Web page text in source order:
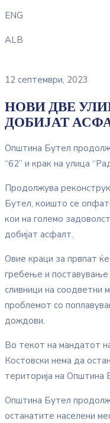
ENG
ALB
12 септември, 2023
НОВИ ДВЕ
ДОБИЈАТ
Општина Бутел
“62” и крак на улица
Продолжува
Бутел, коишто се
кои на големо
добијат асфалт.
Овие краци за првпат
гребење и поставување
сливници на соодветни
проблемот со
дождови.
Во текот на мандатот
Костовски нема да
територија на Општина
Општина Бутел
останатите населени